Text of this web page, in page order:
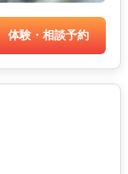
体験・相談予約